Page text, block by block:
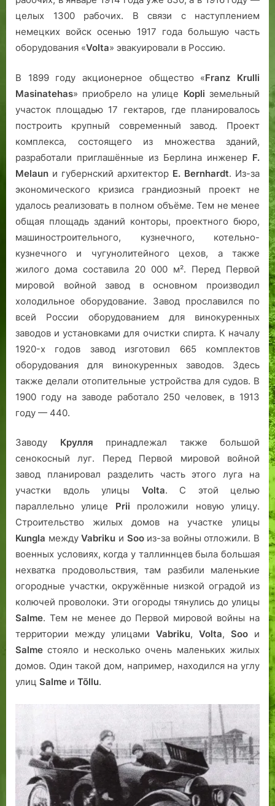
целых 1300 рабочих. В связи с наступлением
немецких войск осенью 1917 года большую часть
оборудования «Volta» эвакуировали в Россию.
В 1899 году акционерное общество «Franz Krulli
Masinatehas» приобрело на улице Kopli земельный
участок площадью 17 гектаров, где планировалось
построить крупный современный завод. Проект
комплекса, состоящего из множества зданий,
разработали приглашённые из Берлина инженер F.
Melaun и губернский архитектор E. Bernhardt. Из-за
экономического кризиса грандиозный проект не
удалось реализовать в полном объёме. Тем не менее
общая площадь зданий конторы, проектного бюро,
машиностроительного, кузнечного, котельно-
кузнечного и чугунолитейного цехов, а также
жилого дома составила 20 000 м². Перед Первой
мировой войной завод в основном производил
холодильное оборудование. Завод прославился по
всей России оборудованием для винокуренных
заводов и установками для очистки спирта. К началу
1920-х годов завод изготовил 665 комплектов
оборудования для винокуренных заводов. Здесь
также делали отопительные устройства для судов. В
1900 году на заводе работало 250 человек, в 1913
году — 440.
Заводу Крулля принадлежал также большой
сенокосный луг. Перед Первой мировой войной
завод планировал разделить часть этого луга на
участки вдоль улицы Volta. С этой целью
параллельно улице Prii проложили новую улицу.
Строительство жилых домов на участке улицы
Kungla междуVabriku и Sooиз-за войны отложили. В
военных условиях, когда у таллиннцев была большая
нехватка продовольствия, там разбили маленькие
огородные участки, окружённые низкой оградой из
колючей проволоки. Эти огороды тянулись до улицы
Salme. Тем не менее до Первой мировой войны на
территории между улицами Vabriku, Volta, Soo и
Salme стояло и несколько очень маленьких жилых
домов. Один такой дом, например, находился на углу
улиц Salme и Tõllu.